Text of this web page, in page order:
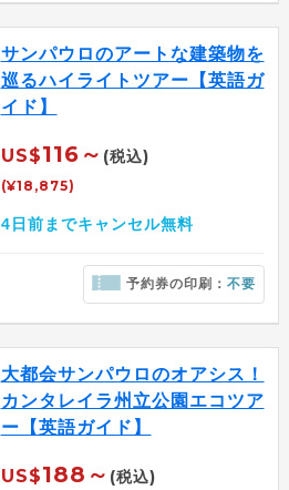
サンパウロのアートな建築物を
巡るハイライトツアー【英語ガ
イド】
US$116～ (税込)
(¥18,875)
4日前までキャンセル無料
予約券の印刷：不要
大都会サンパウロのオアシス！
カンタレイラ州立公園エコツア
ー【英語ガイド】
US$188～ (税込)